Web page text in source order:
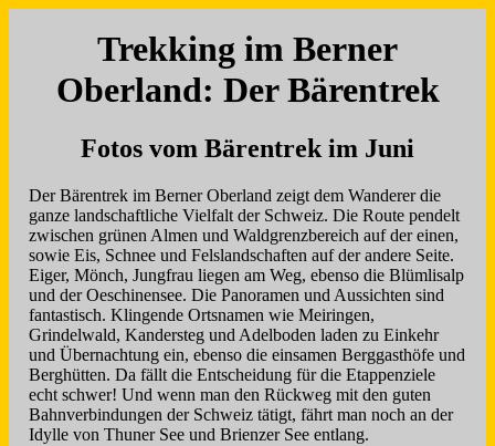
Trekking im Berner
Oberland: Der Bärentrek
Fotos vom Bärentrek im Juni
Der Bärentrek im Berner Oberland zeigt dem Wanderer die
ganze landschaftliche Vielfalt der Schweiz. Die Route pendelt
zwischen grünen Almen und Waldgrenzbereich auf der einen,
sowie Eis, Schnee und Felslandschaften auf der andere Seite.
Eiger, Mönch, Jungfrau liegen am Weg, ebenso die Blümlisalp
und der Oeschinensee. Die Panoramen und Aussichten sind
fantastisch. Klingende Ortsnamen wie Meiringen,
Grindelwald, Kandersteg und Adelboden laden zu Einkehr
und Übernachtung ein, ebenso die einsamen Berggasthöfe und
Berghütten. Da fällt die Entscheidung für die Etappenziele
echt schwer! Und wenn man den Rückweg mit den guten
Bahnverbindungen der Schweiz tätigt, fährt man noch an der
Idylle von Thuner See und Brienzer See entlang.